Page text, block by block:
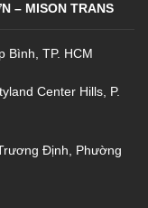
– MISON TRANS
Bình, TP. HCM
Center Hills, P.
Định, Phường